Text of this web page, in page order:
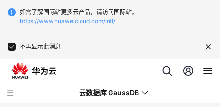
如需了解国际站更多云产品，请访问国际站。
https://www.huaweicloud.com/intl/
不再显示此消息
云数据库 GaussDB